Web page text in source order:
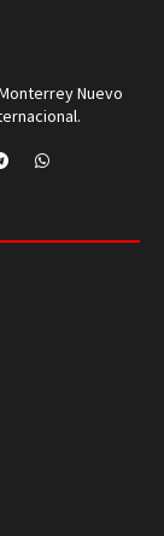
Nuevo